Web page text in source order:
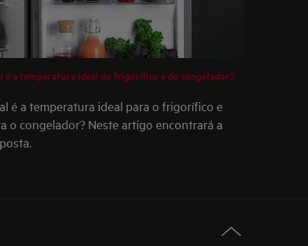
é a temperatura ideal do frigorífico e do congelador?
é a temperatura ideal para o frigorífico e
o congelador? Neste artigo encontrará a